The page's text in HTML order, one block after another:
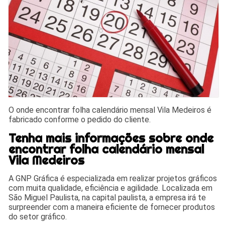
O onde encontrar folha calendário mensal Vila Medeiros é
fabricado conforme o pedido do cliente.
Tenha mais informações sobre onde
encontrar folha calendário mensal
Vila Medeiros
A GNP Gráfica é especializada em realizar projetos gráficos
com muita qualidade, eficiência e agilidade. Localizada em
São Miguel Paulista, na capital paulista, a empresa irá te
surpreender com a maneira eficiente de fornecer produtos
do setor gráfico.